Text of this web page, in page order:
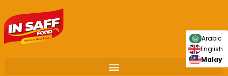
content
Arabic
English
Malay